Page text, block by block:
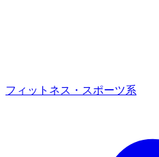
フィットネス・スポーツ系